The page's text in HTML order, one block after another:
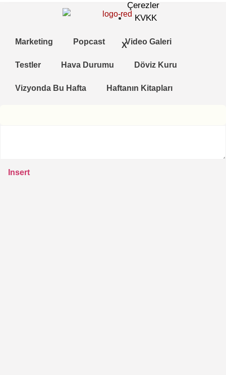
Çerezler
KVKK
X
Marketing Popcast Video Galeri
Testler Hava Durumu Döviz Kuru
Vizyonda Bu Hafta Haftanın Kitapları
Insert